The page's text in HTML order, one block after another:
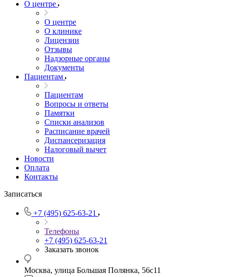
О центре
О центре
О клинике
Лицензии
Отзывы
Надзорные органы
Документы
Пациентам
Пациентам
Вопросы и ответы
Памятки
Списки анализов
Расписание врачей
Диспансеризация
Налоговый вычет
Новости
Оплата
Контакты
Записаться
+7 (495) 625-63-21
Телефоны
+7 (495) 625-63-21
Заказать звонок
Москва, улица Большая Полянка, 56с11